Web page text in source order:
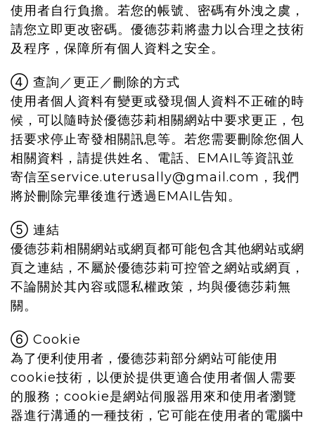
使用者自行負擔。若您的帳號、密碼有外洩之虞，
請您立即更改密碼。優德莎莉將盡力以合理之技術
及程序，保障所有個人資料之安全。
④ 查詢／更正／刪除的方式
使用者個人資料有變更或發現個人資料不正確的時
候，可以隨時於優德莎莉相關網站中要求更正，包
括要求停止寄發相關訊息等。若您需要刪除您個人
相關資料，請提供姓名、電話、EMAIL等資訊並
寄信至service.uterusally@gmail.com，我們
將於刪除完畢後進行透過EMAIL告知。
⑤ 連結
優德莎莉相關網站或網頁都可能包含其他網站或網
頁之連結，不屬於優德莎莉可控管之網站或網頁，
不論關於其內容或隱私權政策，均與優德莎莉無
關。
⑥ Cookie
為了便利使用者，優德莎莉部分網站可能使用
cookie技術，以便於提供更適合使用者個人需要
的服務；cookie是網站伺服器用來和使用者瀏覽
器進行溝通的一種技術，它可能在使用者的電腦中